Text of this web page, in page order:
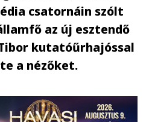
csatornáin szólt
az új esztendő
kutatóűrhajóssal
a nézőket.